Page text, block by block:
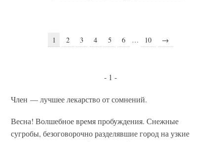
1 2 3 4 5 6 … 10 →
- 1 -
Член — лучшее лекарство от сомнений.
Весна! Волшебное время пробуждения. Снежные
сугробы, безоговорочно разделявшие город на узкие